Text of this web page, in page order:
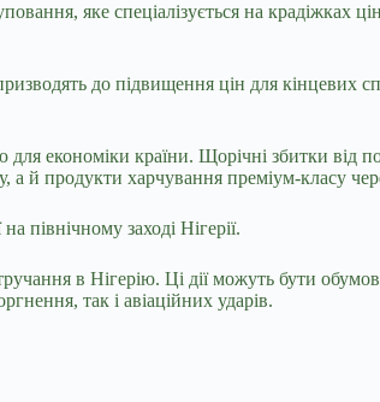
яке спеціалізується на крадіжках
до підвищення цін для кінцевих
економіки країни. Щорічні збитки від
продукти харчування преміум-класу
північному заході Нігерії.
в Нігерію. Ці дії можуть бути
так і авіаційних ударів.